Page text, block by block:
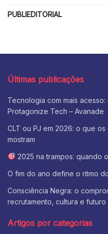
PUBLIEDITORIAL
Últimas publicações
Tecnologia com mais
Protagonize Tech – Avanade
CLT ou PJ em 2026: o que
mostram
2025 na trampos: quando
O fim do ano define o ritmo
Consciência Negra: o
recrutamento, cultura e
Artigos por categorias